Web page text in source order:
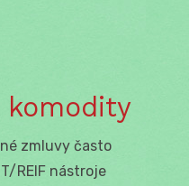
zmluvy často
REIF nástroje